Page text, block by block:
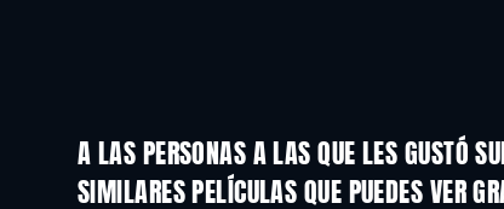
A LAS PERSONAS A LAS QUE LES GUSTÓ
SIMILARES PELÍCULAS QUE PUEDES VER